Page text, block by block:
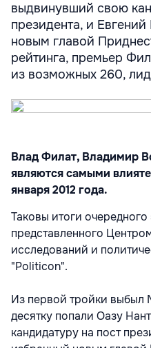
выдвинувший свою
президента, и
новым главой
рейтинга, премьер
из возможных 260,
Влад Филат, Владимир
являются самыми
января 2012 года.
Таковы итоги
представленного
исследований и
"Politicon".
Из первой тройки выбыл
десятку попали Оазу
кандидатуру на пост